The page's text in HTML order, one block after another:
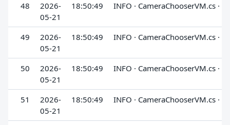
48
2026-
05-21
18:50:49 INFO · CameraChooserVM.cs ·
49
2026-
05-21
18:50:49 INFO · CameraChooserVM.cs ·
50
2026-
05-21
18:50:49 INFO · CameraChooserVM.cs ·
51
2026-
05-21
18:50:49 INFO · CameraChooserVM.cs ·